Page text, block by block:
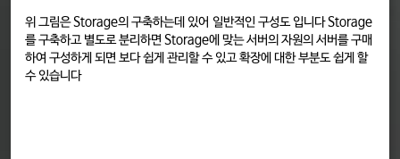
위 그림은 Storage의 구축하는데 있어 일반적인 구성도 입니다 Storage
를 구축하고 별도로 분리하면 Storage에 맞는 서버의 자원의 서버를 구매
하여 구성하게 되면 보다 쉽게 관리할 수 있고 확장에 대한 부분도 쉽게 할
수 있습니다